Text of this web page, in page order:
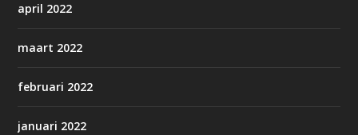
april 2022
maart 2022
februari 2022
januari 2022